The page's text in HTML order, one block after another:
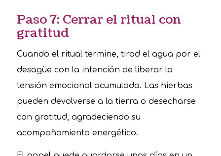
Paso 7: Cerrar el ritual con
gratitud
Cuando el ritual termine, tirad el agua por el
desagüe con la intención de liberar la
tensión emocional acumulada. Las hierbas
pueden devolverse a la tierra o desecharse
con gratitud, agradeciendo su
acompañamiento energético.